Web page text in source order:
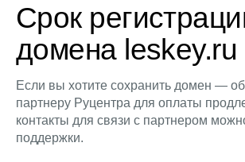
Срок
домена leskey.ru
Если вы хотите сохранить домен —
партнеру Руцентра для оплаты
контакты для связи с партнером
поддержки.